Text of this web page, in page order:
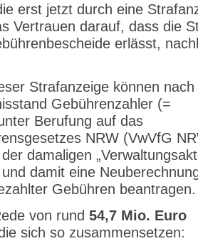
erst jetzt durch eine
Vertrauen darauf, dass die
erlässt,
Strafanzeige können nach
Gebührenzahler (=
Berufung auf das
NRW (VwVfG
damaligen
damit eine
Gebühren beantragen.
von rund 54,7 Mio. Euro
sich so zusammensetzen: